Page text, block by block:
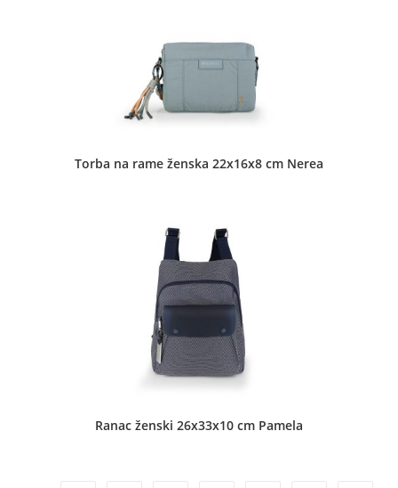
Torba na rame ženska 22x16x8 cm Nerea
Ranac ženski 26x33x10 cm Pamela